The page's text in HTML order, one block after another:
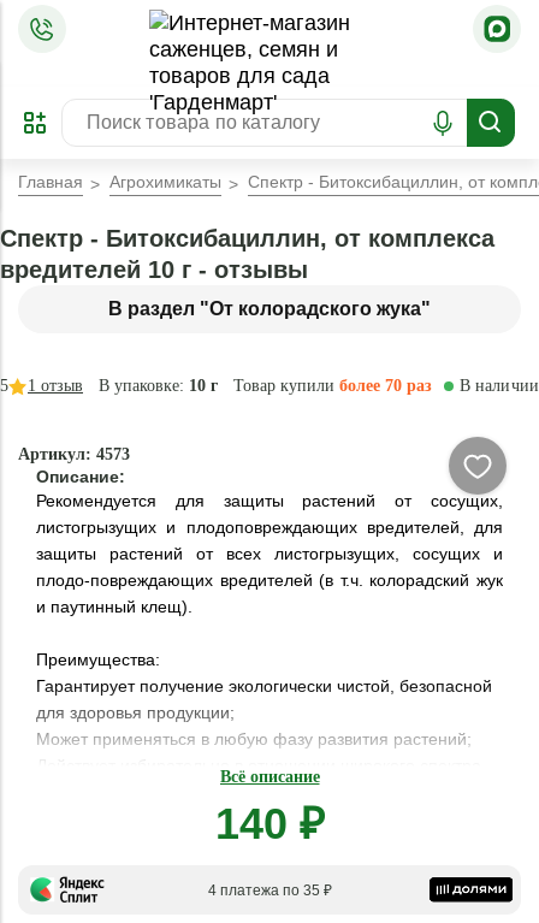
ПРЕДЗАКАЗ
ЗАБРОНИРОВАТЬ
ЛУЧШЕЕ
Главная Агрохимикаты Спектр - Битоксибациллин, от
В раздел "От колорадского жука"
Спектр - Битоксибациллин, от комплекса
вредителей 10 г - отзывы
В упаковке: 10 г Товар купили более 70 раз
5 1 отзыв В наличии
Артикул: 4573
Описание:
Рекомендуется для защиты растений от сосущих,
листогрызущих и плодоповреждающих вредителей, для
защиты растений от всех листогрызущих, сосущих и
плодо-повреждающих вредителей (в т.ч. колорад­ский жук
и паутинный клещ).
Преимущества:
Гарантирует получение экологически чистой, безопасной
для здоровья продукции;
Может применяться в любую фазу развития растений;
Не накапливается в плодах.
Препарат кишечного действия, содержащий бактерии
продуцируемые ими в процессе производственного
Всё описание
140 ₽
4 платежа по 35 ₽